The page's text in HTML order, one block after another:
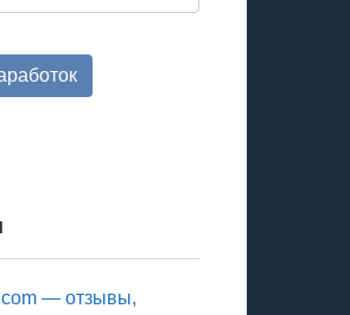
— отзывы,